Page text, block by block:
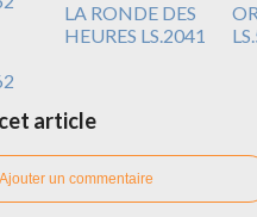
LA RONDE DES
HEURES LS.2041
article
Ajouter un commentaire